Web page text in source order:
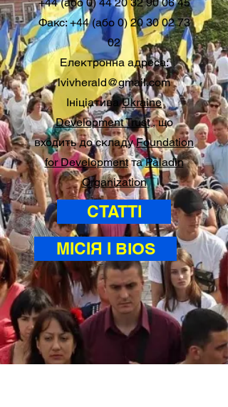
Факс: +44 (або 0) 20 30 02 73
02
Електронна адреса:
lvivherald@gmail.com
ІніціативаUkraine
Development Trust, що
входить до складуFoundation
for DevelopmentтаPaladin
Organization
СТАТТІ
МІСІЯ І BIOS